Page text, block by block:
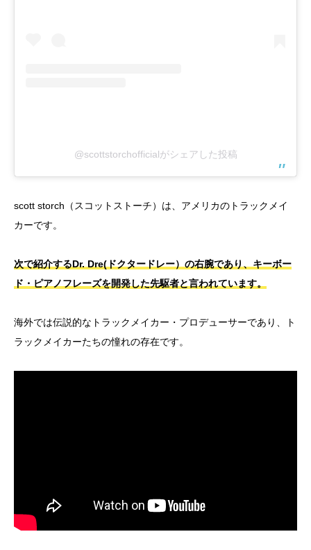
@scottstorchofficialがシェアした投稿
scott storch（スコットストーチ）は、アメリカのトラックメイ
カーです。
次で紹介するDr. Dre(ドクタードレー）の右腕であり、キーボー
ド・ピアノフレーズを開発した先駆者と言われています。
海外では伝説的なトラックメイカー・プロデューサーであり、ト
ラックメイカーたちの憧れの存在です。